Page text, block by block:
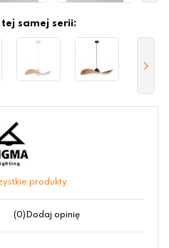
samej serii:
produkty
(0) Dodaj opinię